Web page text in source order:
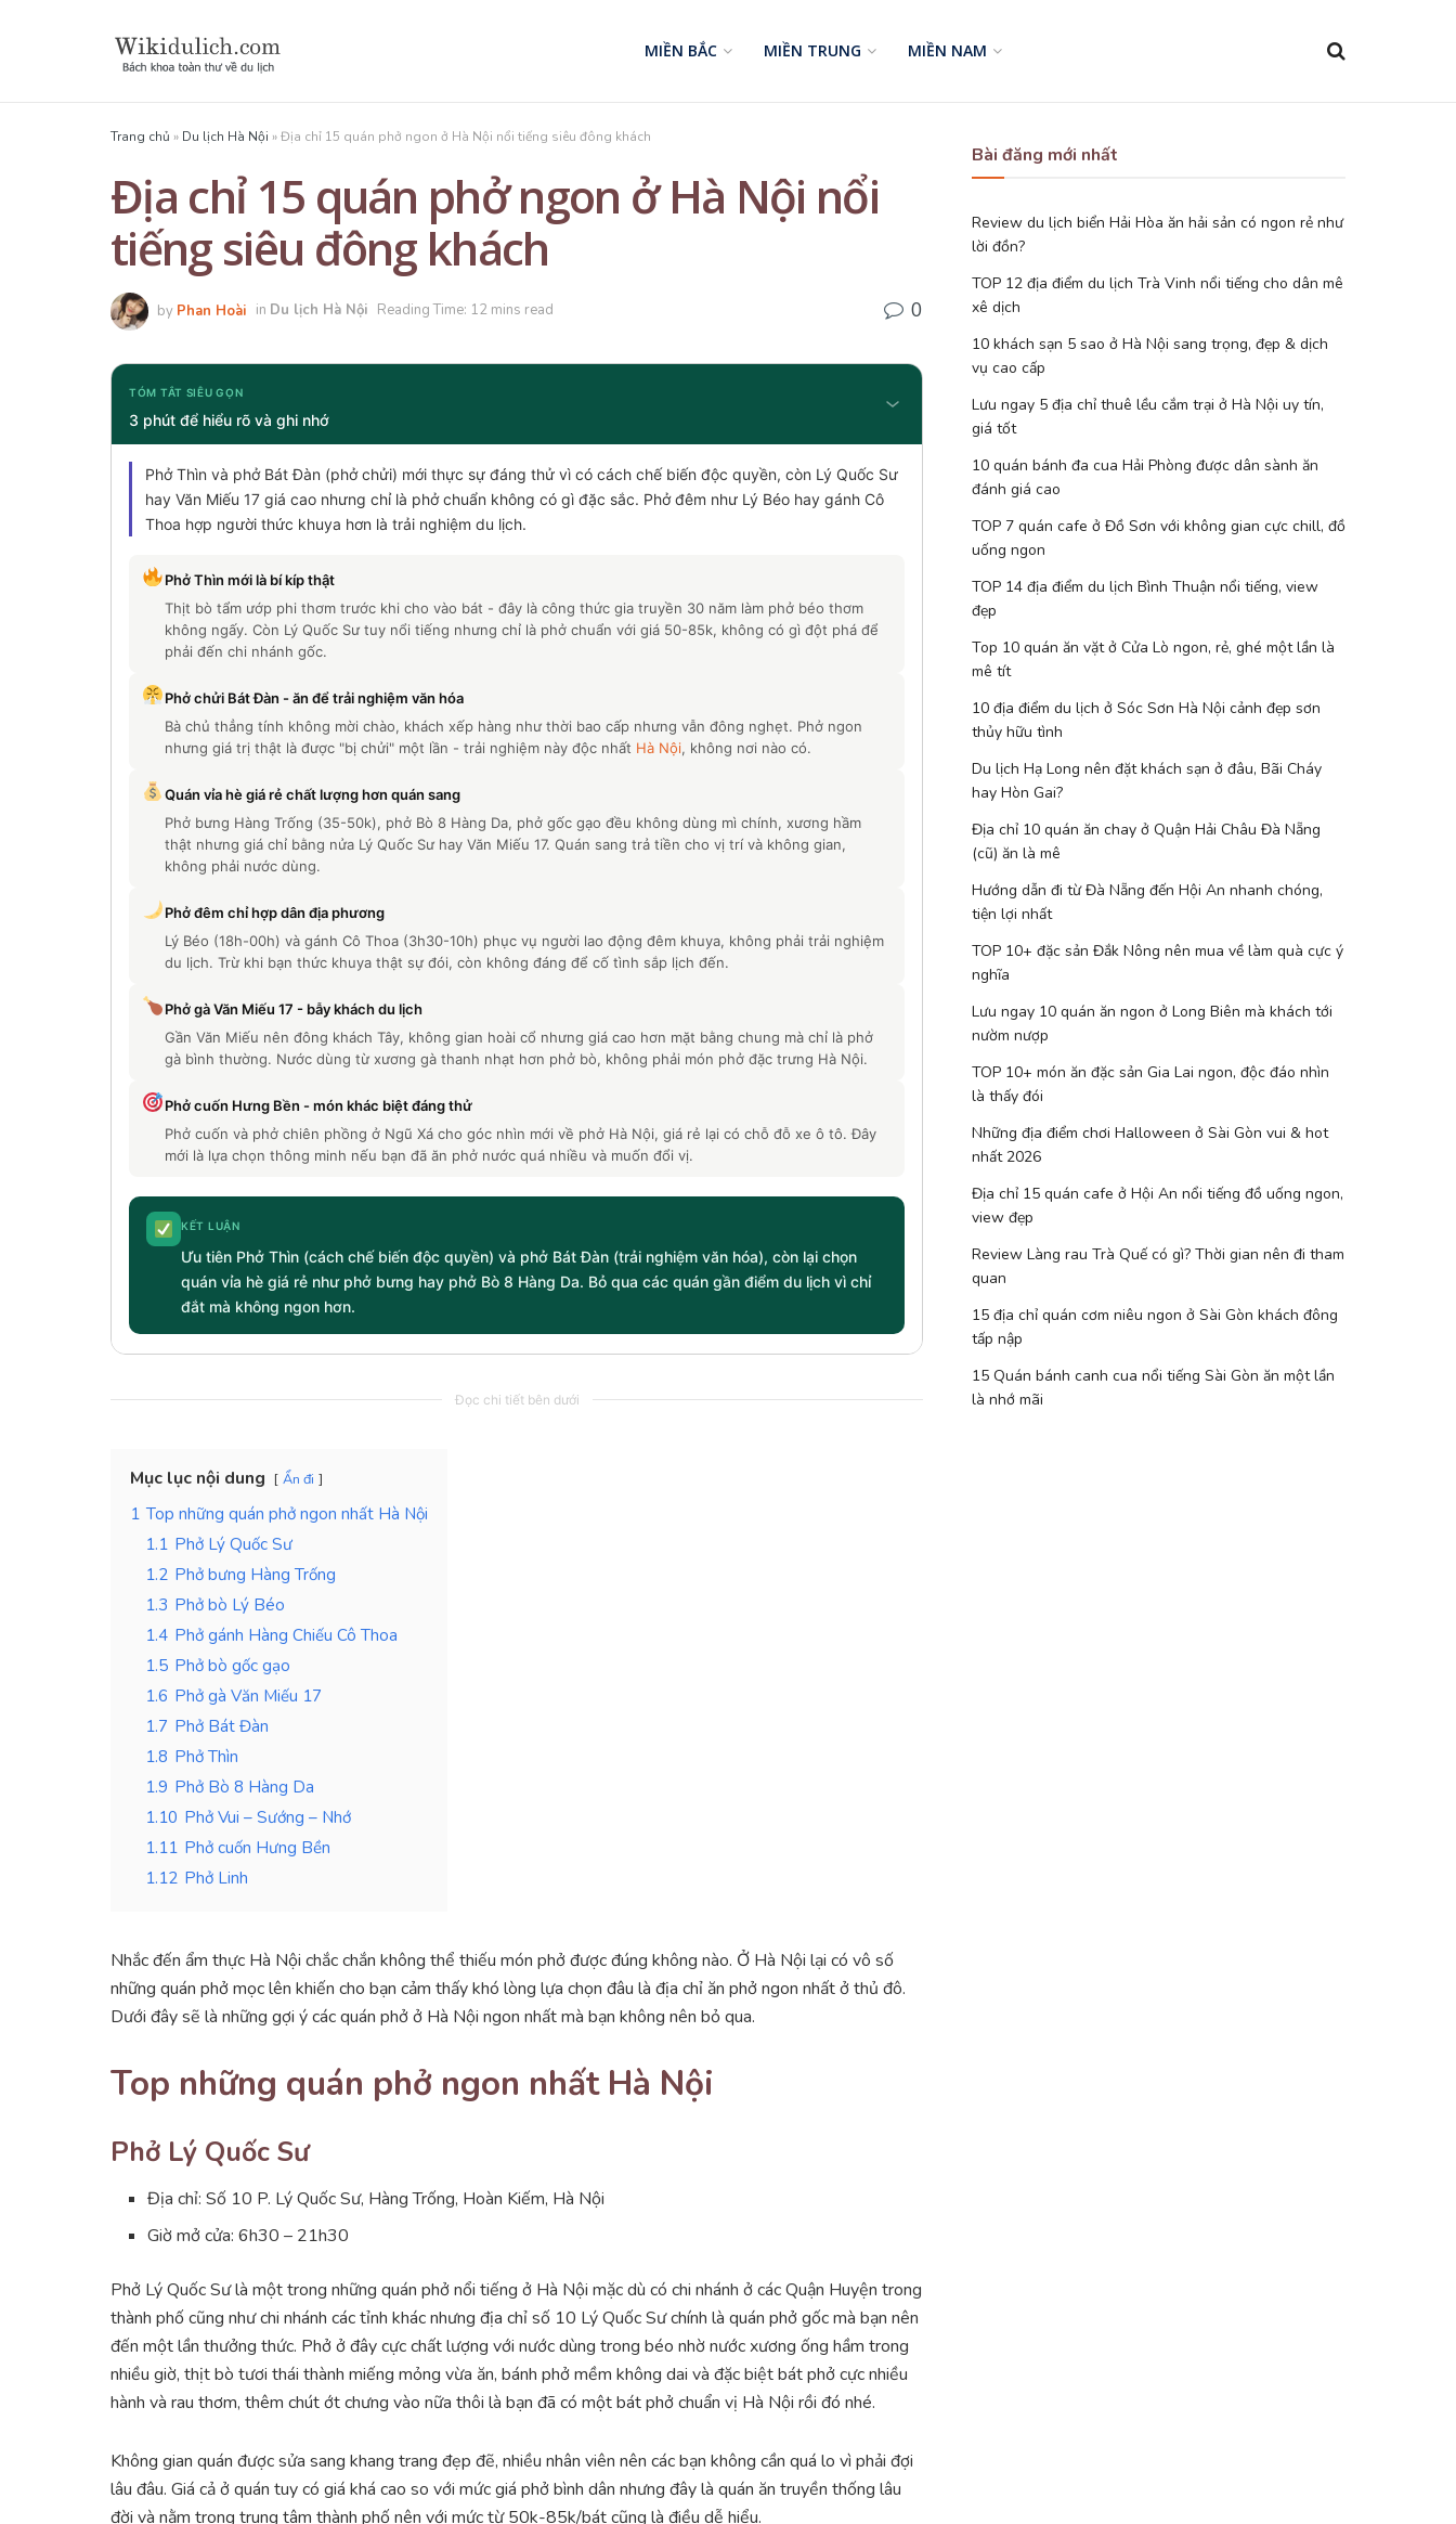
MIỀN BẮC MIỀN TRUNG MIỀN NAM
Trang chủ » Du lịch Hà Nội »Địa chỉ 15 quán phở ngon ở Hà Nội nổi tiếng siêu đông khách
Địa chỉ 15 quán phở ngon ở Hà Nội nổi
tiếng siêu đông khách
by Phan Hoài in Du lịch Hà Nội Reading Time: 12 mins read 0
TÓM TẮT SIÊU GỌN
3 phút để hiểu rõ và ghi nhớ
Phở Thìn và phở Bát Đàn (phở chửi) mới thực sự đáng thử vì có cách chế biến độc quyền, còn Lý Quốc Sư
hay Văn Miếu 17 giá cao nhưng chỉ là phở chuẩn không có gì đặc sắc. Phở đêm như Lý Béo hay gánh Cô
Thoa hợp người thức khuya hơn là trải nghiệm du lịch.
Phở Thìn mới là bí kíp thật
Thịt bò tẩm ướp phi thơm trước khi cho vào bát - đây là công thức gia truyền 30 năm làm phở béo thơm
không ngấy. Còn Lý Quốc Sư tuy nổi tiếng nhưng chỉ là phở chuẩn với giá 50-85k, không có gì đột phá để
phải đến chi nhánh gốc.
Phở chửi Bát Đàn - ăn để trải nghiệm văn hóa
Bà chủ thẳng tính không mời chào, khách xếp hàng như thời bao cấp nhưng vẫn đông nghẹt. Phở ngon
nhưng giá trị thật là được "bị chửi" một lần - trải nghiệm này độc nhất Hà Nội, không nơi nào có.
Quán vỉa hè giá rẻ chất lượng hơn quán sang
Phở bưng Hàng Trống (35-50k), phở Bò 8 Hàng Da, phở gốc gạo đều không dùng mì chính, xương hầm
thật nhưng giá chỉ bằng nửa Lý Quốc Sư hay Văn Miếu 17. Quán sang trả tiền cho vị trí và không gian,
không phải nước dùng.
Phở đêm chỉ hợp dân địa phương
Lý Béo (18h-00h) và gánh Cô Thoa (3h30-10h) phục vụ người lao động đêm khuya, không phải trải nghiệm
du lịch. Trừ khi bạn thức khuya thật sự đói, còn không đáng để cố tình sắp lịch đến.
Phở gà Văn Miếu 17 - bẫy khách du lịch
Gần Văn Miếu nên đông khách Tây, không gian hoài cổ nhưng giá cao hơn mặt bằng chung mà chỉ là phở
gà bình thường. Nước dùng từ xương gà thanh nhạt hơn phở bò, không phải món phở đặc trưng Hà Nội.
Phở cuốn Hưng Bền - món khác biệt đáng thử
Phở cuốn và phở chiên phồng ở Ngũ Xá cho góc nhìn mới về phở Hà Nội, giá rẻ lại có chỗ đỗ xe ô tô. Đây
mới là lựa chọn thông minh nếu bạn đã ăn phở nước quá nhiều và muốn đổi vị.
KẾT LUẬN
Ưu tiên Phở Thìn (cách chế biến độc quyền) và phở Bát Đàn (trải nghiệm văn hóa), còn lại chọn
quán vỉa hè giá rẻ như phở bưng hay phở Bò 8 Hàng Da. Bỏ qua các quán gần điểm du lịch vì chỉ
đắt mà không ngon hơn.
Đọc chi tiết bên dưới
Mục lục nội dung Ẩn đi
1 Top những quán phở ngon nhất Hà Nội
1.1 Phở Lý Quốc Sư
1.2 Phở bưng Hàng Trống
1.3 Phở bò Lý Béo
1.4 Phở gánh Hàng Chiếu Cô Thoa
1.5 Phở bò gốc gạo
1.6 Phở gà Văn Miếu 17
1.7 Phở Bát Đàn
1.8 Phở Thìn
1.9 Phở Bò 8 Hàng Da
1.10 Phở Vui – Sướng – Nhớ
1.11 Phở cuốn Hưng Bền
1.12 Phở Linh
Nhắc đến ẩm thực Hà Nội chắc chắn không thể thiếu món phở được đúng không nào. Ở Hà Nội lại có vô số
những quán phở mọc lên khiến cho bạn cảm thấy khó lòng lựa chọn đâu là địa chỉ ăn phở ngon nhất ở thủ đô.
Dưới đây sẽ là những gợi ý các quán phở ở Hà Nội ngon nhất mà bạn không nên bỏ qua.
Top những quán phở ngon nhất Hà Nội
Phở Lý Quốc Sư
Địa chỉ: Số 10 P. Lý Quốc Sư, Hàng Trống, Hoàn Kiếm, Hà Nội
Giờ mở cửa: 6h30 – 21h30
Phở Lý Quốc Sư là một trong những quán phở nổi tiếng ở Hà Nội mặc dù có chi nhánh ở các Quận Huyện trong
thành phố cũng như chi nhánh các tỉnh khác nhưng địa chỉ số 10 Lý Quốc Sư chính là quán phở gốc mà bạn nên
đến một lần thưởng thức. Phở ở đây cực chất lượng với nước dùng trong béo nhờ nước xương ống hầm trong
nhiều giờ, thịt bò tươi thái thành miếng mỏng vừa ăn, bánh phở mềm không dai và đặc biệt bát phở cực nhiều
hành và rau thơm, thêm chút ớt chưng vào nữa thôi là bạn đã có một bát phở chuẩn vị Hà Nội rồi đó nhé.
Không gian quán được sửa sang khang trang đẹp đẽ, nhiều nhân viên nên các bạn không cần quá lo vì phải đợi
lâu đâu. Giá cả ở quán tuy có giá khá cao so với mức giá phở bình dân nhưng đây là quán ăn truyền thống lâu
đời và nằm trong trung tâm thành phố nên với mức từ 50k-85k/bát cũng là điều dễ hiểu.
Bài đăng mới nhất
Review du lịch biển Hải Hòa ăn hải sản có ngon rẻ như
lời đồn?
TOP 12 địa điểm du lịch Trà Vinh nổi tiếng cho dân mê
xê dịch
10 khách sạn 5 sao ở Hà Nội sang trọng, đẹp & dịch
vụ cao cấp
Lưu ngay 5 địa chỉ thuê lều cắm trại ở Hà Nội uy tín,
giá tốt
10 quán bánh đa cua Hải Phòng được dân sành ăn
đánh giá cao
TOP 7 quán cafe ở Đồ Sơn với không gian cực chill, đồ
uống ngon
TOP 14 địa điểm du lịch Bình Thuận nổi tiếng, view
đẹp
Top 10 quán ăn vặt ở Cửa Lò ngon, rẻ, ghé một lần là
mê tít
10 địa điểm du lịch ở Sóc Sơn Hà Nội cảnh đẹp sơn
thủy hữu tình
Du lịch Hạ Long nên đặt khách sạn ở đâu, Bãi Cháy
hay Hòn Gai?
Địa chỉ 10 quán ăn chay ở Quận Hải Châu Đà Nẵng
(cũ) ăn là mê
Hướng dẫn đi từ Đà Nẵng đến Hội An nhanh chóng,
tiện lợi nhất
TOP 10+ đặc sản Đắk Nông nên mua về làm quà cực ý
nghĩa
Lưu ngay 10 quán ăn ngon ở Long Biên mà khách tới
nườm nượp
TOP 10+ món ăn đặc sản Gia Lai ngon, độc đáo nhìn
là thấy đói
Những địa điểm chơi Halloween ở Sài Gòn vui & hot
nhất 2026
Địa chỉ 15 quán cafe ở Hội An nổi tiếng đồ uống ngon,
view đẹp
Review Làng rau Trà Quế có gì? Thời gian nên đi tham
quan
15 địa chỉ quán cơm niêu ngon ở Sài Gòn khách đông
tấp nập
15 Quán bánh canh cua nổi tiếng Sài Gòn ăn một lần
là nhớ mãi